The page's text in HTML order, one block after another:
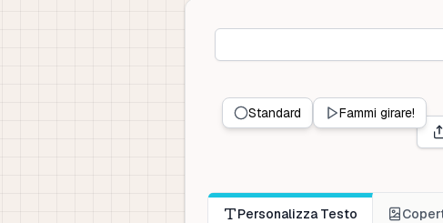
Standard
Fammi girare!
Personalizza Testo